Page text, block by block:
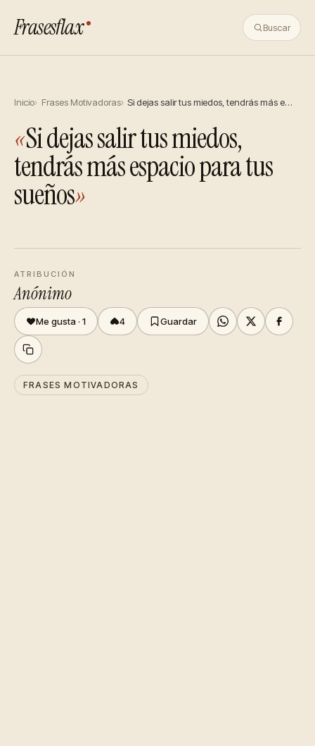
Frasesflax Buscar
Inicio Frases Motivadoras Si dejas salir tus miedos, tendrás más e…
«Si dejas salir tus miedos,
tendrás más espacio para tus
sueños»
ATRIBUCIÓN
Anónimo
Me gusta · 1 4 Guardar
FRASES MOTIVADORAS